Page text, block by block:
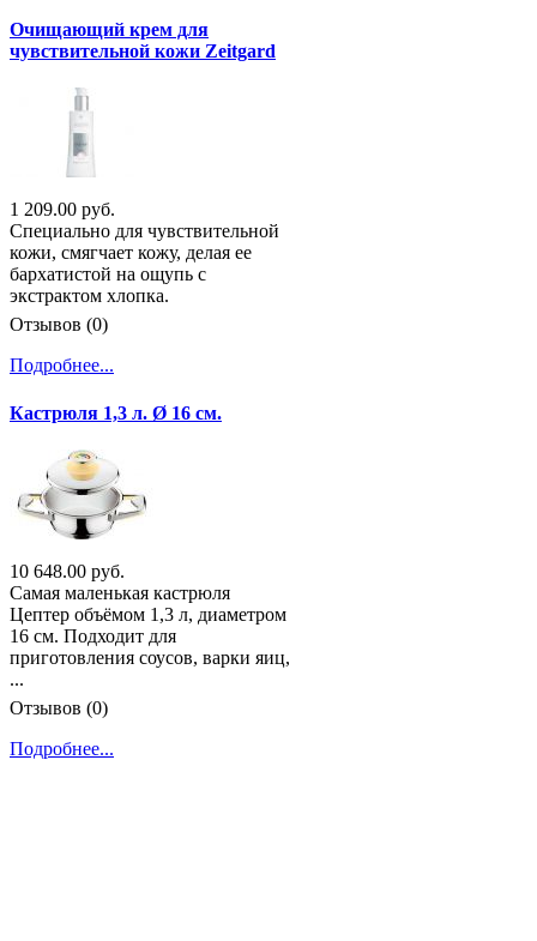
Очищающий крем для
чувствительной кожи Zeitgard
1 209.00 руб.
Специально для чувствительной
кожи, смягчает кожу, делая ее
бархатистой на ощупь с
экстрактом хлопка.
Отзывов (0)
Подробнее...
Кастрюля 1,3 л. Ø 16 см.
10 648.00 руб.
Самая маленькая кастрюля
Цептер объёмом 1,3 л, диаметром
16 см. Подходит для
приготовления соусов, варки яиц,
...
Отзывов (0)
Подробнее...